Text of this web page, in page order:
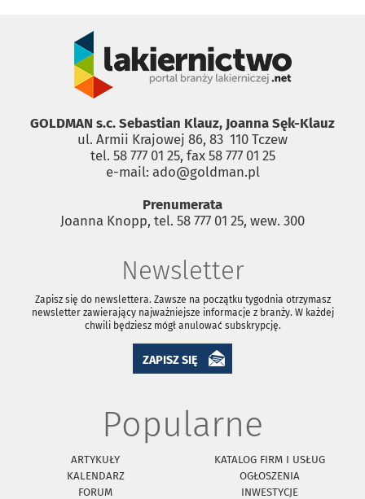
GOLDMAN s.c. Sebastian Klauz, Joanna Sęk-Klauz
ul. Armii Krajowej 86, 83 ­ 110 Tczew
tel. 58 777 01 25, fax 58 777 01 25
e-mail: ado@goldman.pl
Prenumerata
Joanna Knopp, tel. 58 777 01 25, wew. 300
Newsletter
Zapisz się do newslettera. Zawsze na początku tygodnia otrzymasz
newsletter zawierający najważniejsze informacje z branży. W każdej
chwili będziesz mógł anulować subskrypcję.
ZAPISZ SIĘ
Popularne
ARTYKUŁY
KATALOG FIRM I USŁUG
KALENDARZ
OGŁOSZENIA
FORUM
INWESTYCJE